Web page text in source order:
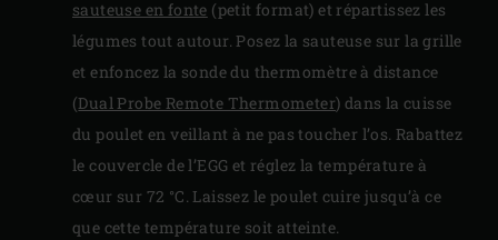
sauteuse en fonte (petit format) et répartissez les
légumes tout autour. Posez la sauteuse sur la grille
et enfoncez la sonde du thermomètre à distance
(Dual Probe Remote Thermometer) dans la cuisse
du poulet en veillant à ne pas toucher l’os. Rabattez
le couvercle de l’EGG et réglez la température à
cœur sur 72 °C. Laissez le poulet cuire jusqu’à ce
que cette température soit atteinte.